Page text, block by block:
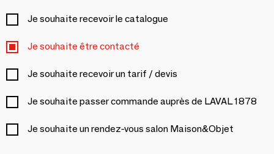
Je souhaite recevoir le catalogue
Je souhaite être contacté
Je souhaite recevoir un tarif / devis
Je souhaite passer commande auprès de LAVAL 1878
Je souhaite un rendez-vous salon Maison&Objet